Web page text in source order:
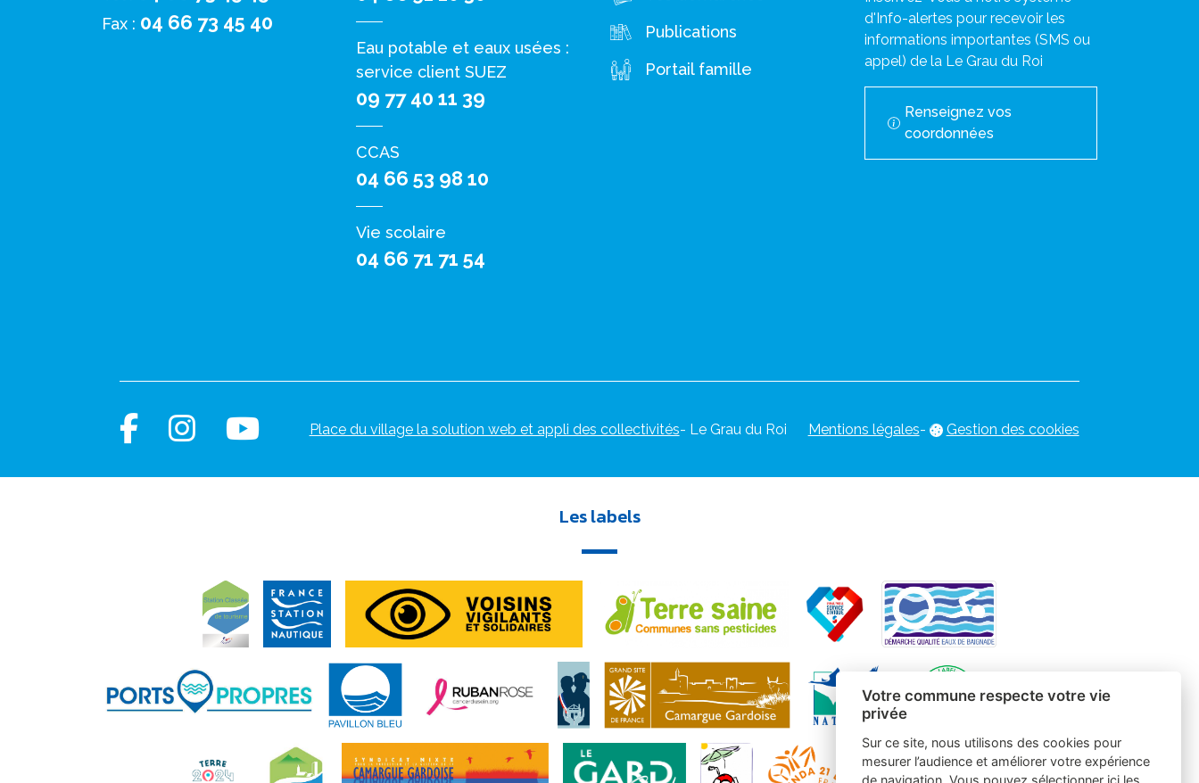
Fax : 04 66 73 45 40
Eau potable et eaux usées :
service client SUEZ
09 77 40 11 39
CCAS
04 66 53 98 10
Vie scolaire
04 66 71 71 54
Publications
Portail famille
d'Info-alertes pour recevoir les
informations importantes (SMS ou
appel) de la Le Grau du Roi
Renseignez vos
coordonnées
Place du village la solution web et appli des collectivités- Le Grau du Roi Mentions légales- Gestion des cookies
Les labels
Votre commune respecte votre vie
privée
Sur ce site, nous utilisons des cookies pour
mesurer l’audience et améliorer votre expérience